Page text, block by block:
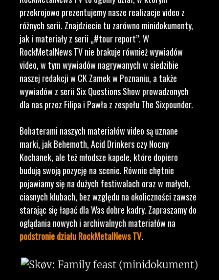
przekrojowo prezentujemy nasze realizacje video z
różnych serii. Znajdziecie tu zarówno minidokumenty,
jak i materiały z serii „#tour report”. W
RockMetalNews TV nie brakuje również wywiadów
video, w tym wywiadów nagrywanych w siedzibie
naszej redakcji w CK Zamek w Poznaniu, a także
wywiadów z serii Six Questions Show prowadzonych
dla nas przez Filipa i Pawła z zespołu The Sixpounder.
Bohaterami naszych materiałów video są uznane
marki, jak Behemoth, Acid Drinkers czy Nocny
Kochanek, ale też młodsze kapele, które dopiero
budują swoją pozycję na scenie. Równie chętnie
pojawiamy się na dużych festiwalach oraz w małych,
ciasnych klubach, bez względu na okoliczności zawsze
starając się łapać dla Was dobre kadry. Zapraszamy do
oglądania nowych i archiwalnych materiałów na
podstronie działu RockMetalNews TV.